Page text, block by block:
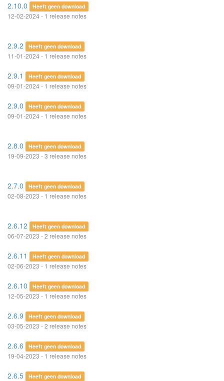
2.10.0 Heeft geen download
12-02-2024 - 1 release notes
2.9.2 Heeft geen download
11-01-2024 - 1 release notes
2.9.1 Heeft geen download
09-01-2024 - 1 release notes
2.9.0 Heeft geen download
09-01-2024 - 1 release notes
2.8.0 Heeft geen download
19-09-2023 - 3 release notes
2.7.0 Heeft geen download
02-08-2023 - 1 release notes
2.6.12 Heeft geen download
06-07-2023 - 2 release notes
2.6.11 Heeft geen download
02-06-2023 - 1 release notes
2.6.10 Heeft geen download
12-05-2023 - 1 release notes
2.6.9 Heeft geen download
03-05-2023 - 2 release notes
2.6.6 Heeft geen download
19-04-2023 - 1 release notes
2.6.5 Heeft geen download